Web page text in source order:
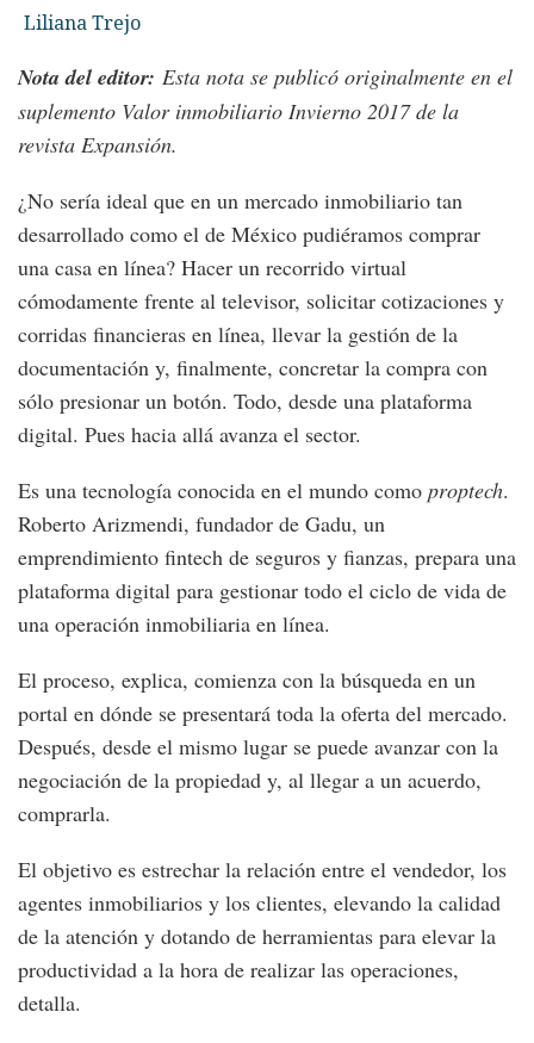
Liliana Trejo
Nota del editor: Esta nota se publicó originalmente en el
suplemento Valor inmobiliario Invierno 2017 de la
revista Expansión.
¿No sería ideal que en un mercado inmobiliario tan
desarrollado como el de México pudiéramos comprar
una casa en línea? Hacer un recorrido virtual
cómodamente frente al televisor, solicitar cotizaciones y
corridas financieras en línea, llevar la gestión de la
documentación y, finalmente, concretar la compra con
sólo presionar un botón. Todo, desde una plataforma
digital. Pues hacia allá avanza el sector.
Es una tecnología conocida en el mundo como proptech.
Roberto Arizmendi, fundador de Gadu, un
emprendimiento fintech de seguros y fianzas, prepara una
plataforma digital para gestionar todo el ciclo de vida de
una operación inmobiliaria en línea.
El proceso, explica, comienza con la búsqueda en un
portal en dónde se presentará toda la oferta del mercado.
Después, desde el mismo lugar se puede avanzar con la
negociación de la propiedad y, al llegar a un acuerdo,
comprarla.
El objetivo es estrechar la relación entre el vendedor, los
agentes inmobiliarios y los clientes, elevando la calidad
de la atención y dotando de herramientas para elevar la
productividad a la hora de realizar las operaciones,
detalla.